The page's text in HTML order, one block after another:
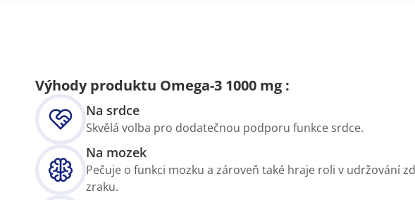
Výhody produktu Omega-3 1000 mg :
Na srdce
Skvělá volba pro dodatečnou podporu funkce srdce.
Na mozek
Pečuje o funkci mozku a zároveň také hraje roli v udržování
zraku.